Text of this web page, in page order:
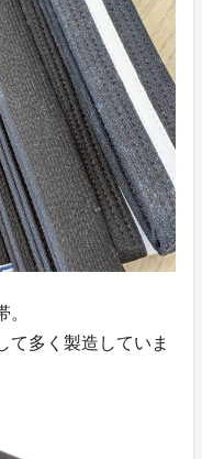
多く製造していま